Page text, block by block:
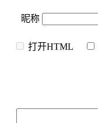
昵称
打开HTML